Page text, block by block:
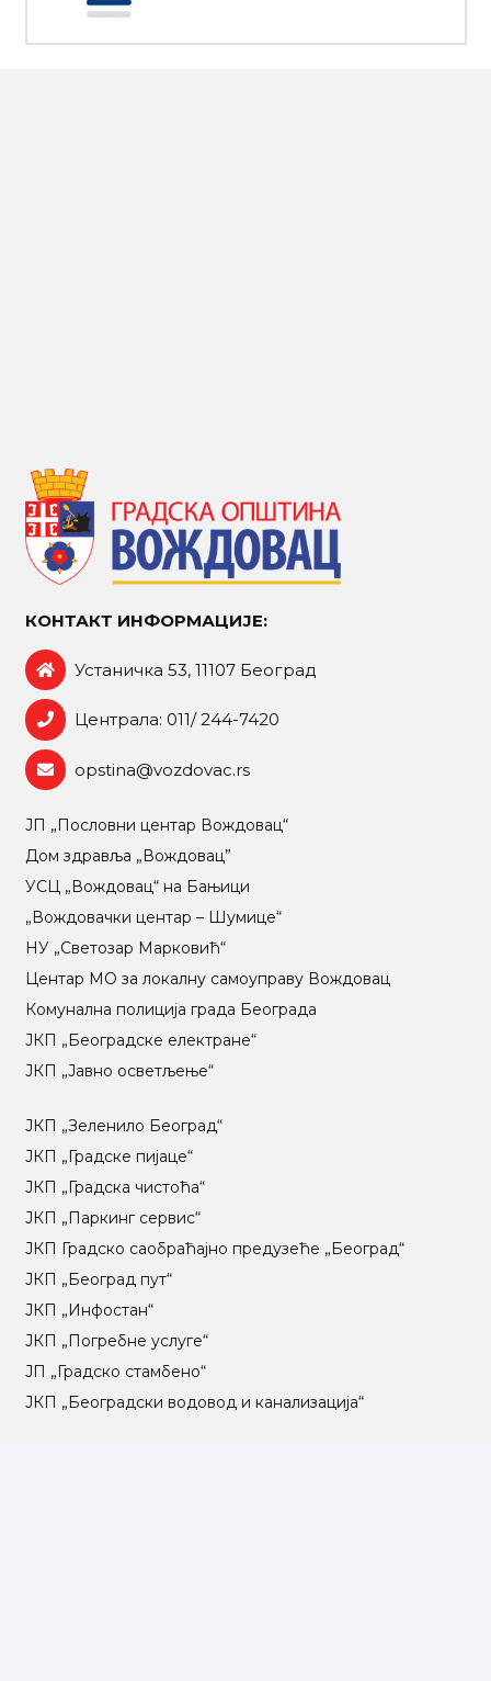
КОНТАКТ ИНФОРМАЦИЈЕ:
Устаничка 53, 11107 Београд
Централа: 011/ 244-7420
opstina@vozdovac.rs
ЈП „Пословни центар Вождовац“
Дом здравља „Вождовац”
УСЦ „Вождовац“ на Бањици
„Вождовачки центар – Шумице“
НУ „Светозар Марковић“
Центар МO за локалну самоуправу Вождовац
Комунална полиција града Београда
ЈКП „Београдске електране“
ЈКП „Јавно осветљење“
ЈКП „Зеленило Београд“
ЈКП „Градске пијаце“
ЈКП „Градска чистоћа“
ЈКП „Паркинг сервис“
ЈКП Градско саобраћајно предузеће „Београд“
ЈКП „Београд пут“
ЈКП „Инфостан“
ЈКП „Погребне услуге“
ЈП „Градско стамбено“
ЈКП „Београдски водовод и канализација“